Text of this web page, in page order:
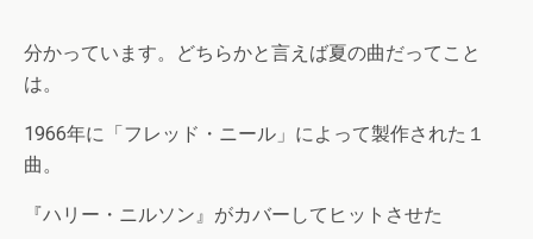
分かっています。どちらかと言えば夏の曲だってこと
は。
1966年に「フレッド・ニール」によって製作された１
曲。
『ハリー・ニルソン』がカバーしてヒットさせた